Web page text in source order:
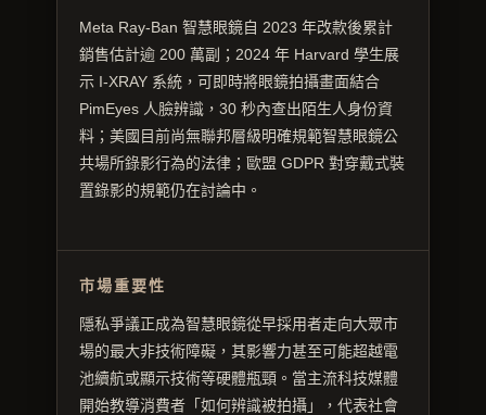
Meta Ray-Ban 智慧眼鏡自 2023 年改款後累計
銷售估計逾 200 萬副；2024 年 Harvard 學生展
示 I-XRAY 系統，可即時將眼鏡拍攝畫面結合
PimEyes 人臉辨識，30 秒內查出陌生人身份資
料；美國目前尚無聯邦層級明確規範智慧眼鏡公
共場所錄影行為的法律；歐盟 GDPR 對穿戴式裝
置錄影的規範仍在討論中。
市場重要性
隱私爭議正成為智慧眼鏡從早採用者走向大眾市
場的最大非技術障礙，其影響力甚至可能超越電
池續航或顯示技術等硬體瓶頸。當主流科技媒體
開始教導消費者「如何辨識被拍攝」，代表社會